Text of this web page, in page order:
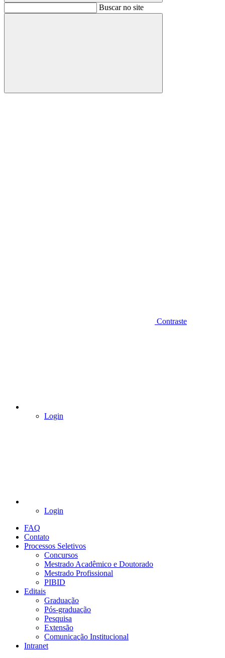
BuscarBuscar no site
Buscar
Contraste
Login
Login
FAQ
Contato
Processos Seletivos
Concursos
Mestrado Acadêmico e Doutorado
Mestrado Profissional
PIBID
Editais
Graduação
Pós-graduação
Pesquisa
Extensão
Comunicação Institucional
Intranet